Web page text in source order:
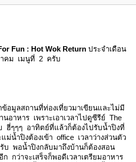
Fun : Hot Wok Return ประจำเดือน
คม เมนูที่ 2 ครับ
ข้อมูลสถานที่ท่องเที่ยวมาเขียนและไม่มี
นอาหาร เพราะเอาเวลาไปดูซีรีย์ The
ฮี่ๆๆๆ อาทิตย์ที่แล้วก็ต้องไปรับน้ำปิงที่
ม่น้ำปิงต้องเข้า office เวลาว่างส่วนตัว
บ พอน้ำปิงกลับมาถึงบ้านก็ต้องสอน
กว่าจะเสร็จก็พอดีเวลาเตรียมอาหาร